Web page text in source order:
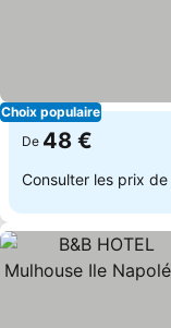
Choix populaire
De 48 €
Consulter les prix de